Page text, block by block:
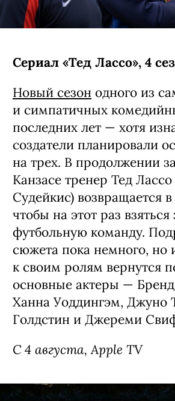
Сериал «Тед Лассо», 4
Новый сезон одного из
и симпатичных
последних лет — хотя
создатели планировали
на трех. В продолжении
Канзасе тренер Тед
Судейкис) возвращается
чтобы на этот раз
футбольную команду.
сюжета пока немного, но
к своим ролям вернутся
основные актеры —
Ханна Уоддингэм, Джуно
Голдстин и Джереми
С 4 августа, Apple TV